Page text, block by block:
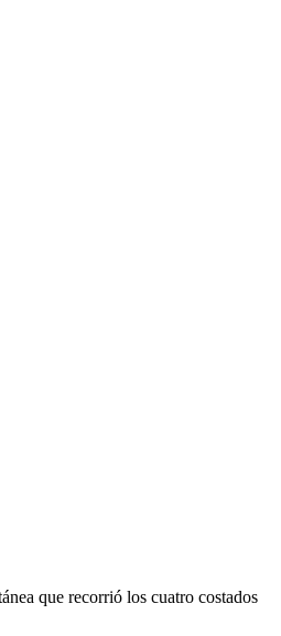
que recorrió los cuatro costados